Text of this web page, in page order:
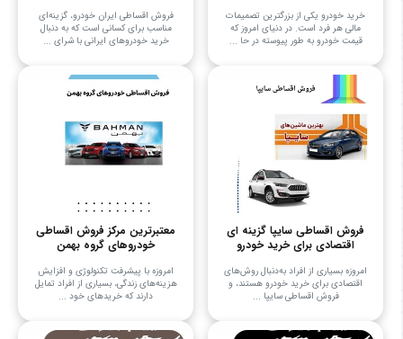
خرید خودرو یکی از بزرگترین تصمیمات
مالی هر فرد است. در دنیای امروز که
قیمت خودرو به طور پیوسته در حا ...
فروش اقساطی ایران خودرو، گزینه‌ای
مناسب برای کسانی است که به دنبال
خرید خودروهای ایرانی با شرای ...
فروش اقساطی سایپا گزینه ای
اقتصادی برای خرید خودرو
امروزه بسیاری از افراد به‌دنبال روش‌های
اقتصادی برای خرید خودرو هستند، و
فروش اقساطی سایپا ...
معتبرترین مرکز فروش اقساطی
خودروهای گروه بهمن
امروزه با پیشرفت تکنولوژی و افزایش
هزینه‌های زندگی، بسیاری از افراد تمایل
دارند که خریدهای خود ...